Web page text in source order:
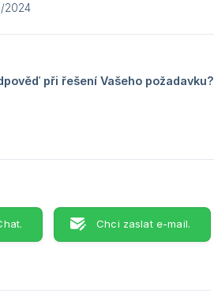
2024
při řešení Vašeho požadavku?
Chci zaslat e-mail.